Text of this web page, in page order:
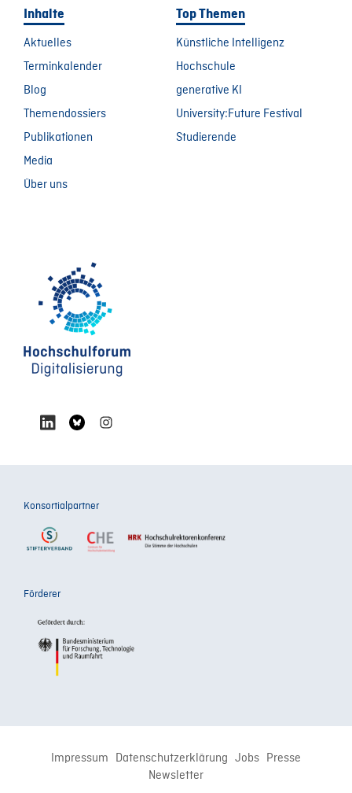
Inhalte
Aktuelles
Terminkalender
Blog
Themendossiers
Publikationen
Media
Über uns
Top Themen
Künstliche Intelligenz
Hochschule
generative KI
University:Future Festival
Studierende
Konsortialpartner
Förderer
Impressum Datenschutzerklärung Jobs Presse
Newsletter